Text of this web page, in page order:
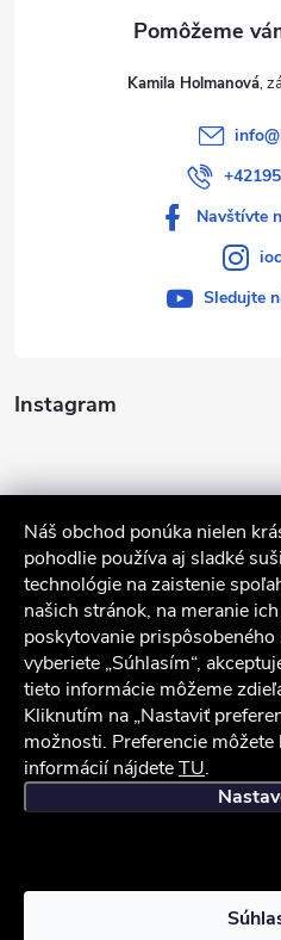
Náš obchod ponúka nielen
pohodlie používa aj sladké
technológie na zaistenie
našich stránok, na meranie
poskytovanie
vyberiete „Súhlasím“,
tieto informácie môžeme
Kliknutím na „Nastaviť
možnosti. Preferencie
informácií nájdeteTU.
Instagram
Sledovať na
Služby zákazníkom
Kamila Holmanová
info@
Navštívte
Sledujte
iocel.sk Obchodné
Vytvoril